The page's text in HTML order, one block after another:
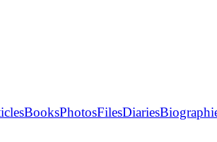
BooksPhotosFilesDiaries